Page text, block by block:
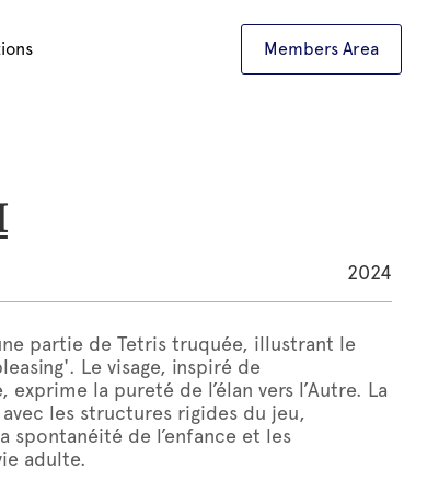
Members Area
2024
partie de Tetris truquée, illustrant le
Le visage, inspiré de
la pureté de l’élan vers l’Autre. La
les structures rigides du jeu,
spontanéité de l’enfance et les
adulte.